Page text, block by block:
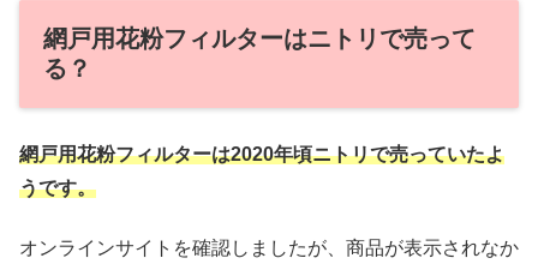
網戸用花粉フィルターはニトリで売って
る？
網戸用花粉フィルターは2020年頃ニトリで売っていたよ
うです。
オンラインサイトを確認しましたが、商品が表示されなか